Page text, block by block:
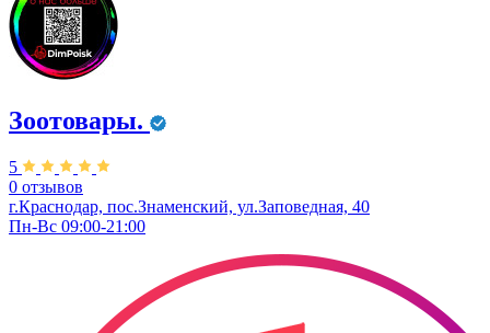
Зоотовары.
5
0 отзывов
г.Краснодар, пос.Знаменский, ул.Заповедная, 40
Пн-Вс 09:00-21:00